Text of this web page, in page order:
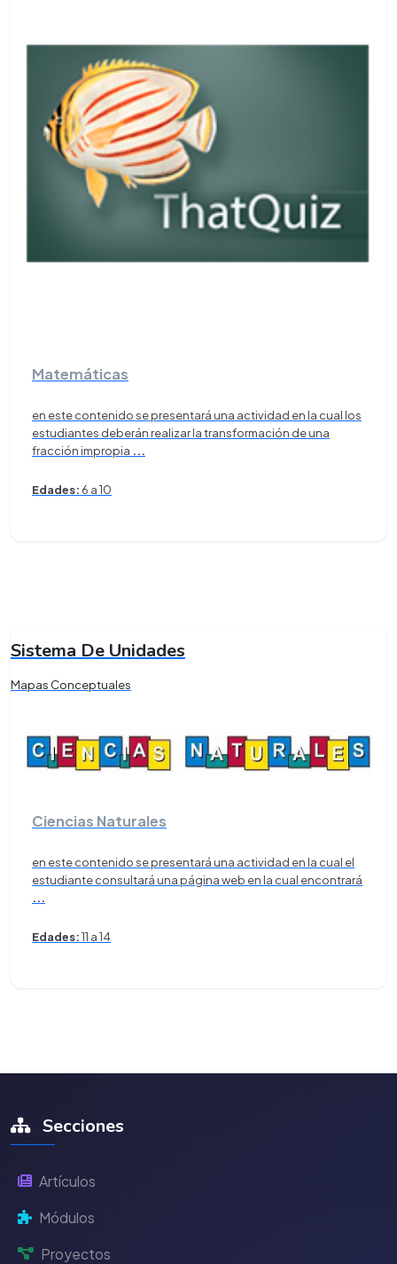
Matemáticas
en este contenido se presentará una actividad en la cual los
estudiantes deberán realizar la transformación de una
fracción impropia ...
Edades: 6 a 10
Sistema De Unidades
Mapas Conceptuales
Ciencias Naturales
en este contenido se presentará una actividad en la cual el
estudiante consultará una página web en la cual encontrará
...
Edades:11 a 14
Secciones
Artículos
Módulos
Proyectos